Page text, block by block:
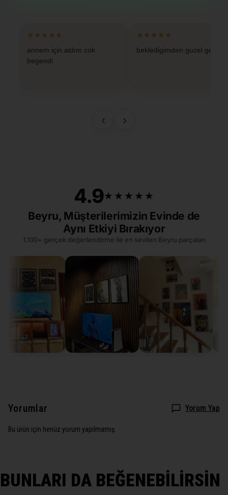
★★★★★
annem için aldım cok
begendi
★★★★★
bekledigimden guzel geldi
‹ ›
4.9★★★★★
★★★★★
Beyru, Müşterilerimizin Evinde de
Aynı Etkiyi Bırakıyor
1.100+ gerçek değerlendirme ile en sevilen Beyru parçaları
Yorumlar Yorum Yap
Bu ürün için henüz yorum yapılmamış.
BUNLARI DA BEĞENEBİLİRSİN